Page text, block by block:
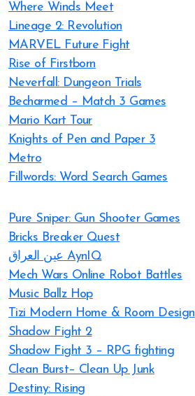
Where Winds Meet
Lineage 2: Revolution
MARVEL Future Fight
Rise of Firstborn
Neverfall: Dungeon Trials
Becharmed – Match 3 Games
Mario Kart Tour
Knights of Pen and Paper 3
Metro
Fillwords: Word Search Games
Pure Sniper: Gun Shooter Games
Bricks Breaker Quest
عين العراق AynIQ
Mech Wars Online Robot Battles
Music Ballz Hop
Tizi Modern Home & Room Design
Shadow Fight 2
Shadow Fight 3 – RPG fighting
Clean Burst– Clean Up Junk
Destiny: Rising